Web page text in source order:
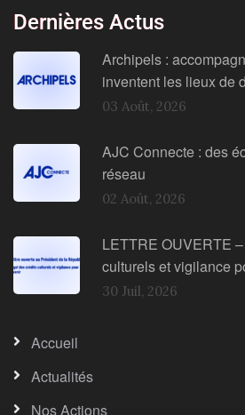
Dernières Actus
Archipels :
inventent les lieux de
03 Août, 2026
AJC Connecte : des
réseau
02 Août, 2026
LETTRE OUVERTE
culturels et vigilance
30 Juil, 2026
Accueil
Actualités
Nos Actions